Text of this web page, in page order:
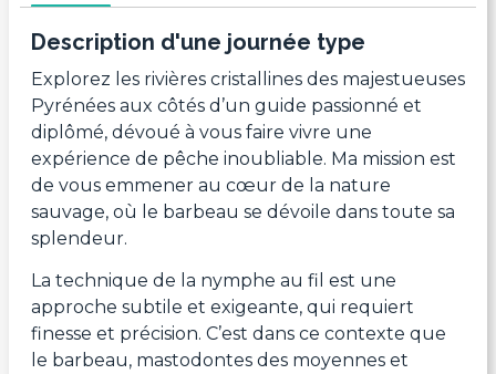
Description d'une journée type
Explorez les rivières cristallines des majestueuses
Pyrénées aux côtés d’un guide passionné et
diplômé, dévoué à vous faire vivre une
expérience de pêche inoubliable. Ma mission est
de vous emmener au cœur de la nature
sauvage, où le barbeau se dévoile dans toute sa
splendeur.
La technique de la nymphe au fil est une
approche subtile et exigeante, qui requiert
finesse et précision. C’est dans ce contexte que
le barbeau, mastodontes des moyennes et